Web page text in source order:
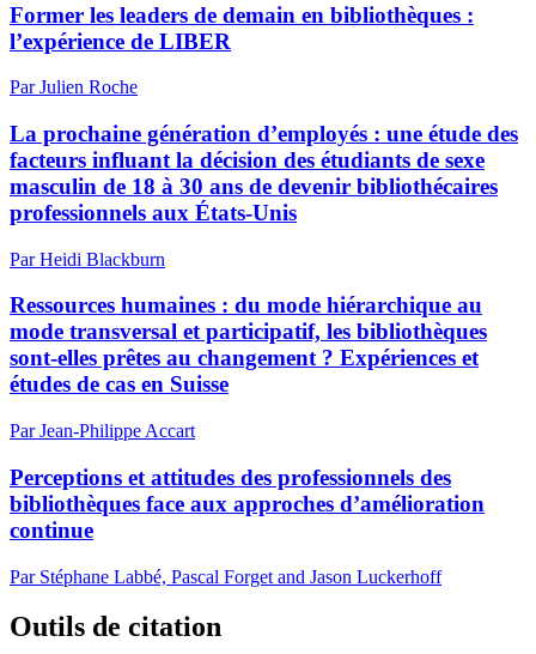
Former les leaders de demain en bibliothèques :
l’expérience de LIBER
Par Julien Roche
La prochaine génération d’employés : une étude des
facteurs influant la décision des étudiants de sexe
masculin de 18 à 30 ans de devenir bibliothécaires
professionnels aux États-Unis
Par Heidi Blackburn
Ressources humaines : du mode hiérarchique au
mode transversal et participatif, les bibliothèques
sont-elles prêtes au changement ? Expériences et
études de cas en Suisse
Par Jean-Philippe Accart
Perceptions et attitudes des professionnels des
bibliothèques face aux approches d’amélioration
continue
Par Stéphane Labbé, Pascal Forget and Jason Luckerhoff
Outils de citation